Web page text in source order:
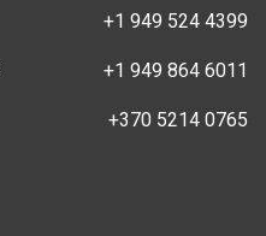
+1 949 524 4399
+1 949 864 6011
+370 5214 0765